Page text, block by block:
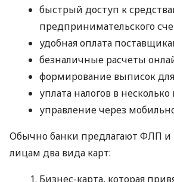
быстрый доступ к
предпринимательского
удобная оплата
безналичные расчеты
формирование выписок для
уплата налогов в несколько
управление через
Обычно банки предлагают ФЛП
лицам два вида карт:
Бизнес-карта, которая